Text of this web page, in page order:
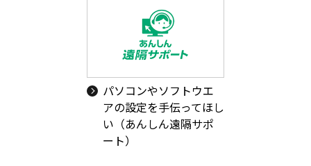
パソコンやソフトウエ
アの設定を手伝ってほし
い（あんしん遠隔サポ
ート）